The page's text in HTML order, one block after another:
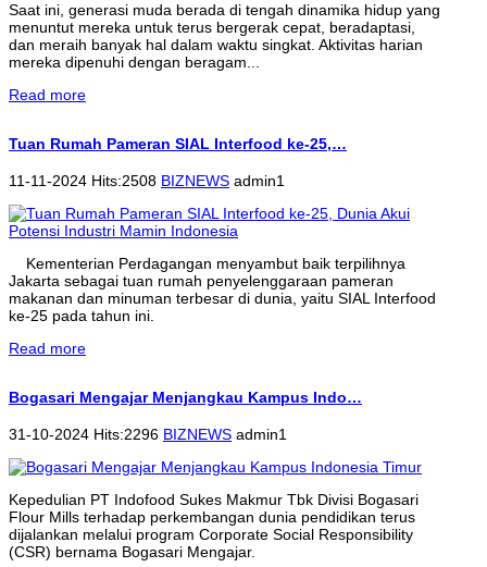
Saat ini, generasi muda berada di tengah dinamika hidup yang
menuntut mereka untuk terus bergerak cepat, beradaptasi,
dan meraih banyak hal dalam waktu singkat. Aktivitas harian
mereka dipenuhi dengan beragam...
Read more
Tuan Rumah Pameran SIAL Interfood ke-25,…
11-11-2024 Hits:2508 BIZNEWS admin1
Kementerian Perdagangan menyambut baik terpilihnya
Jakarta sebagai tuan rumah penyelenggaraan pameran
makanan dan minuman terbesar di dunia, yaitu SIAL Interfood
ke-25 pada tahun ini.
Read more
Bogasari Mengajar Menjangkau Kampus Indo…
31-10-2024 Hits:2296 BIZNEWS admin1
Kepedulian PT Indofood Sukes Makmur Tbk Divisi Bogasari
Flour Mills terhadap perkembangan dunia pendidikan terus
dijalankan melalui program Corporate Social Responsibility
(CSR) bernama Bogasari Mengajar.